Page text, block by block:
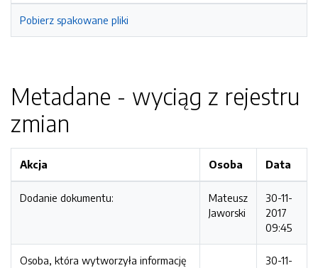
Pobierz spakowane pliki
Metadane - wyciąg z rejestru
zmian
Akcja Osoba Data
Dodanie dokumentu:
Mateusz
Jaworski
30-11-
2017
09:45
Osoba, która wytworzyła informację
30-11-